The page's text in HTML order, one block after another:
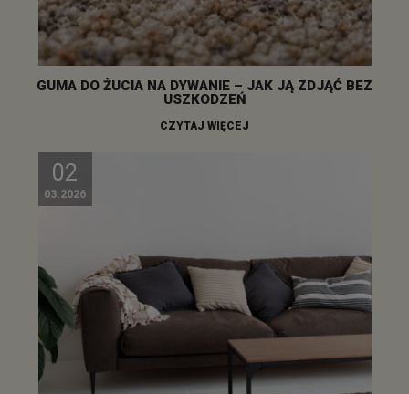
GUMA DO ŻUCIA NA DYWANIE – JAK JĄ ZDJĄĆ BEZ
USZKODZEŃ
CZYTAJ WIĘCEJ
02
03.2026